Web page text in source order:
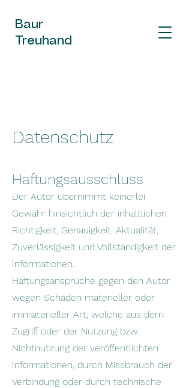
Baur
Treuhand
Datenschutz
Haftungsausschluss
Der Autor übernimmt keinerlei
Gewähr hinsichtlich der inhaltlichen
Richtigkeit, Genauigkeit, Aktualität,
Zuverlässigkeit und Vollständigkeit der
Informationen.
Haftungsansprüche gegen den Autor
wegen Schäden materieller oder
immaterieller Art, welche aus dem
Zugriff oder der Nutzung bzw.
Nichtnutzung der veröffentlichten
Informationen, durch Missbrauch der
Verbindung oder durch technische